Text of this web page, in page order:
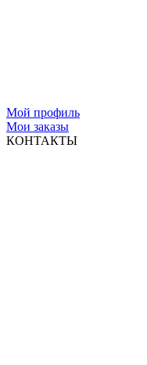
Мой профиль
Мои заказы
КОНТАКТЫ